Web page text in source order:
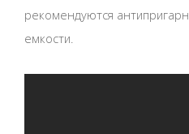
рекомендуются
емкости.